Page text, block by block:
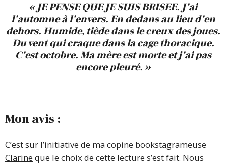
« JE PENSE QUE JE SUIS BRISEE. J’ai
l’automne à l’envers. En dedans au lieu d’en
dehors. Humide, tiède dans le creux des joues.
Du vent qui craque dans la cage thoracique.
C’est octobre. Ma mère est morte et j’ai pas
encore pleuré. »
Mon avis :
C’est sur l’initiative de ma copine bookstagrameuse
Clarine que le choix de cette lecture s’est fait. Nous